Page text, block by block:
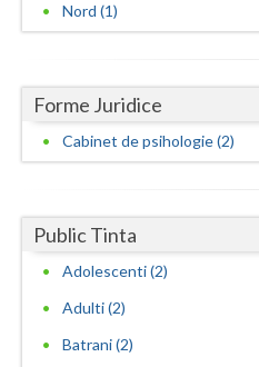
Salaj
Satu-Mare
Suceava
Teleorman
Timis
Tulcea
Nord (1)
Forme Juridice
Cabinet de psihologie (2)
Public Tinta
Adolescenti (2)
Adulti (2)
Batrani (2)